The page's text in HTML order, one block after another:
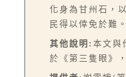
化身為甘州石，
民得以倖免於難
其他說明: 本文與
於《第三隻眼》